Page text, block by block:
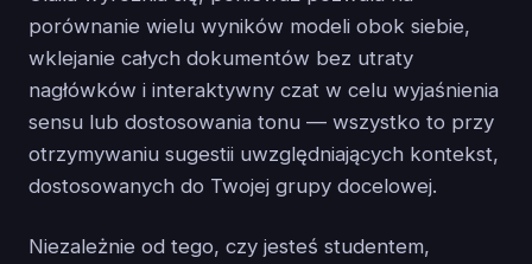
porównanie wielu wyników modeli obok siebie,
wklejanie całych dokumentów bez utraty
nagłówków i interaktywny czat w celu wyjaśnienia
sensu lub dostosowania tonu — wszystko to przy
otrzymywaniu sugestii uwzględniających kontekst,
dostosowanych do Twojej grupy docelowej.
Niezależnie od tego, czy jesteś studentem,